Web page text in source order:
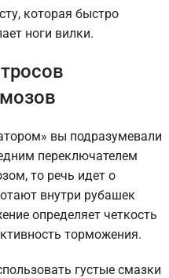
которая быстро
ноги вилки.
вы подразумевали
переключателем
то речь идет о
внутри рубашек
определяет четкость
торможения.
густые смазки